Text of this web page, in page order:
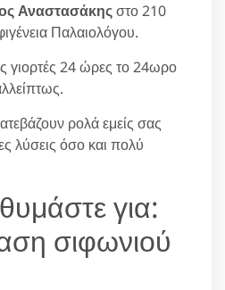
Αναστασάκηςστο 210
Παλαιολόγου.
γιορτές 24 ώρες το 24ωρο
ρολά εμείς σας
λύσεις όσο και πολύ
για:
σιφωνιού